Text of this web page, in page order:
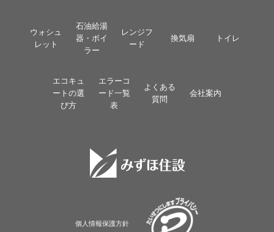
ウォシュ
レット
石油給湯
器・ボイ
ラー
レンジフ
ード
換気扇 トイレ
エコキュ
ートの選
び方
エラーコ
ード一覧
表
よくある
質問
会社案内
個人情報保護方針